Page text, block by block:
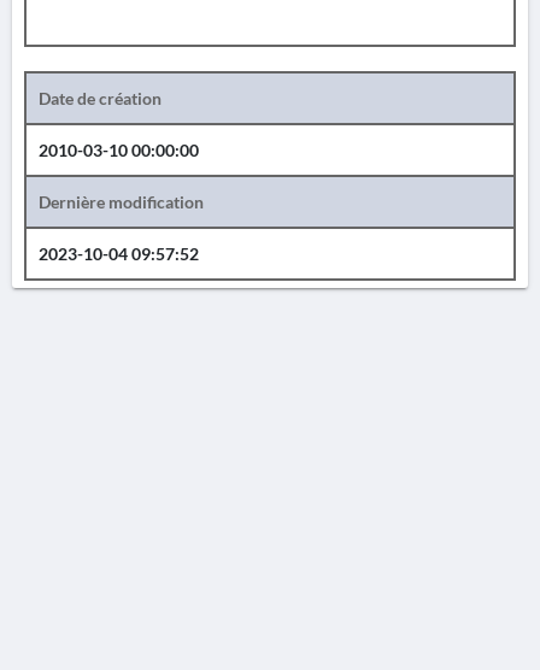
Date de création
2010-03-10 00:00:00
Dernière modification
2023-10-04 09:57:52